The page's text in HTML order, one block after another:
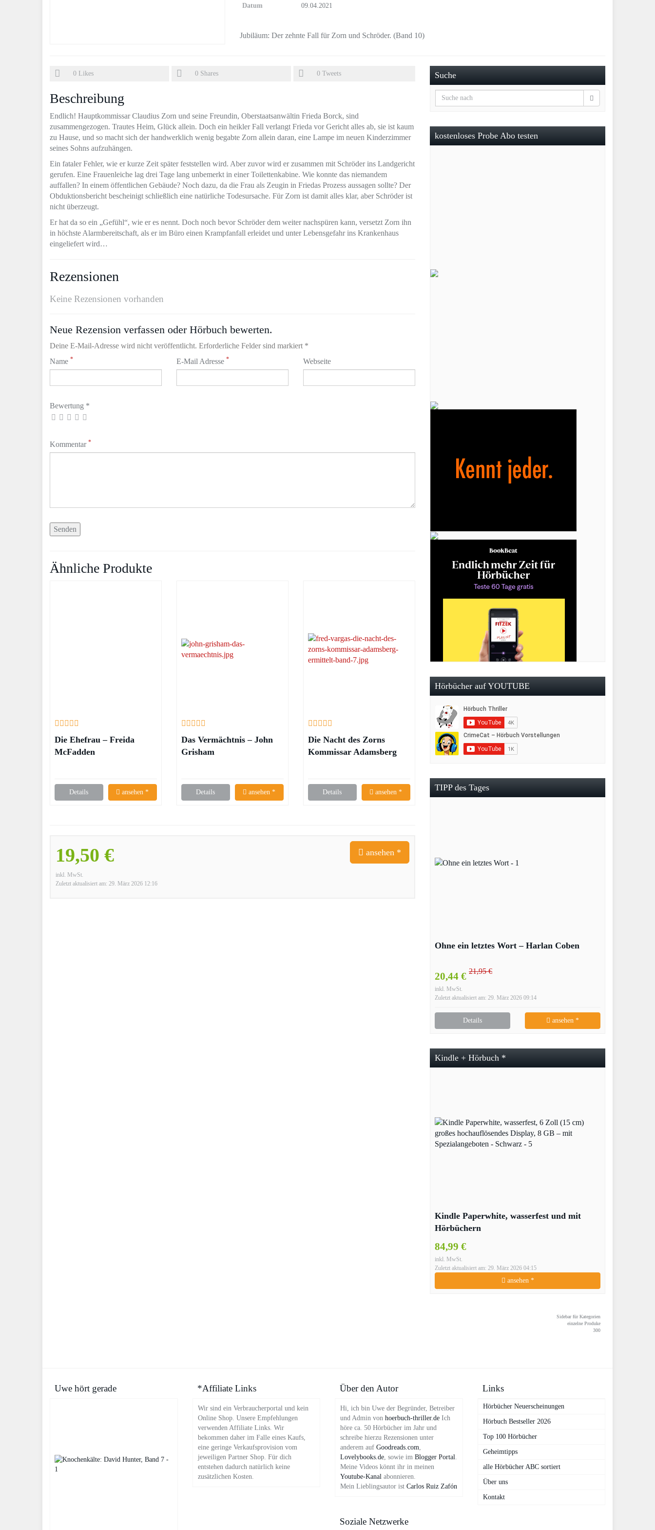
Datum 09.04.2021
Jubiläum: Der zehnte Fall für Zorn und Schröder. (Band 10)
0 Likes 0 Shares 0 Tweets
Beschreibung
Endlich! Hauptkommissar Claudius Zorn und seine Freundin, Oberstaatsanwältin Frieda Borck, sind
zusammengezogen. Trautes Heim, Glück allein. Doch ein heikler Fall verlangt Frieda vor Gericht alles ab, sie ist kaum
zu Hause, und so macht sich der handwerklich wenig begabte Zorn allein daran, eine Lampe im neuen Kinderzimmer
seines Sohns aufzuhängen.
Ein fataler Fehler, wie er kurze Zeit später feststellen wird. Aber zuvor wird er zusammen mit Schröder ins Landgericht
gerufen. Eine Frauenleiche lag drei Tage lang unbemerkt in einer Toilettenkabine. Wie konnte das niemandem
auffallen? In einem öffentlichen Gebäude? Noch dazu, da die Frau als Zeugin in Friedas Prozess aussagen sollte? Der
Obduktionsbericht bescheinigt schließlich eine natürliche Todesursache. Für Zorn ist damit alles klar, aber Schröder ist
nicht überzeugt.
Er hat da so ein „Gefühl“, wie er es nennt. Doch noch bevor Schröder dem weiter nachspüren kann, versetzt Zorn ihn
in höchste Alarmbereitschaft, als er im Büro einen Krampfanfall erleidet und unter Lebensgefahr ins Krankenhaus
eingeliefert wird…
Rezensionen
Keine Rezensionen vorhanden
Neue Rezension verfassen oder Hörbuch bewerten.
Deine E-Mail-Adresse wird nicht veröffentlicht. Erforderliche Felder sind markiert *
Name * E-Mail Adresse * Webseite
Bewertung *
Kommentar *
Ähnliche Produkte
Die Ehefrau – Freida
McFadden
Details ansehen *
Das Vermächtnis – John
Grisham
Details ansehen *
Die Nacht des Zorns
Kommissar Adamsberg
Details ansehen *
19,50 €
inkl. MwSt.
Zuletzt aktualisiert am: 29. März 2026 12:16
ansehen *
Suche
kostenloses Probe Abo testen
Hörbücher auf YOUTUBE
TIPP des Tages
Ohne ein letztes Wort – Harlan Coben
20,44 € 21,95 €
inkl. MwSt.
Zuletzt aktualisiert am: 29. März 2026 09:14
Details ansehen *
Kindle + Hörbuch *
Kindle Paperwhite, wasserfest und mit
Hörbüchern
84,99 €
inkl. MwSt.
Zuletzt aktualisiert am: 29. März 2026 04:15
ansehen *
Sidebar für Kategorien
einzelne Produke
300
Uwe hört gerade *Affiliate Links
Wir sind ein Verbraucherportal und kein
Online Shop. Unsere Empfehlungen
verwenden Affiliate Links. Wir
bekommen daher im Falle eines Kaufs,
eine geringe Verkaufsprovision vom
jeweiligen Partner Shop. Für dich
entstehen dadurch natürlich keine
zusätzlichen Kosten.
Über den Autor
Hi, ich bin Uwe der Begründer, Betreiber
und Admin von hoerbuch-thriller.de Ich
höre ca. 50 Hörbücher im Jahr und
schreibe hierzu Rezensionen unter
anderem auf Goodreads.com
Lovelybooks.de , sowie im Blogger Portal
Meine Videos könnt ihr in meinen
Youtube-Kanal abonnieren.
Mein Lieblingsautor ist Carlos Ruiz Zafón
Soziale Netzwerke
Links
Hörbücher Neuerscheinungen
Hörbuch Bestseller 2026
Top 100 Hörbücher
Geheimtipps
alle Hörbücher ABC sortiert
Über uns
Kontakt